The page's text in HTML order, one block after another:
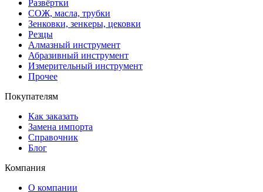
Развёртки
СОЖ, масла, трубки
Зенковки, зенкеры, цековки
Резцы
Алмазный инструмент
Абразивный инструмент
Измерительный инструмент
Прочее
Покупателям
Как заказать
Замена импорта
Справочник
Блог
Компания
О компании